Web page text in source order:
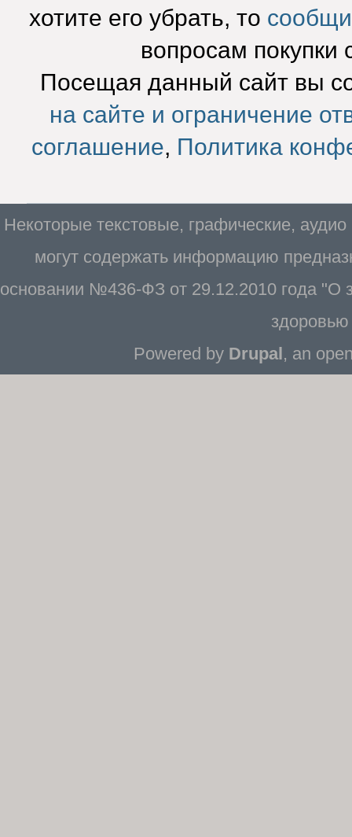
хотите его убрать, то
вопросам покупки
Посещая данный сайт вы
на сайте и ограничение
соглашение, Политика
Некоторые текстовые, графические,
могут содержать информацию
основании №436-ФЗ от 29.12.2010 года "О
Powered by Drupal, an